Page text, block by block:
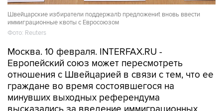
Швейцарские избиратели поддержалb предложениt вновь ввести
иммиграционные квоты с Евроcоюзом
Фото: Reuters
Москва. 10 февраля. INTERFAX.RU -
Европейский союз может пересмотреть
отношения с Швейцарией в связи с тем, что ее
граждане во время состоявшегося на
минувших выходных референдума